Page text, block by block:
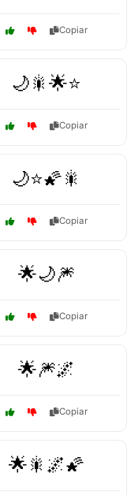
Copiar
🌙🎇🌟⭐
Copiar
🌙⭐🌠🎇
Copiar
🌟🌙🎆
Copiar
🌟🎆🌌
Copiar
🌟🎇🌌🌠